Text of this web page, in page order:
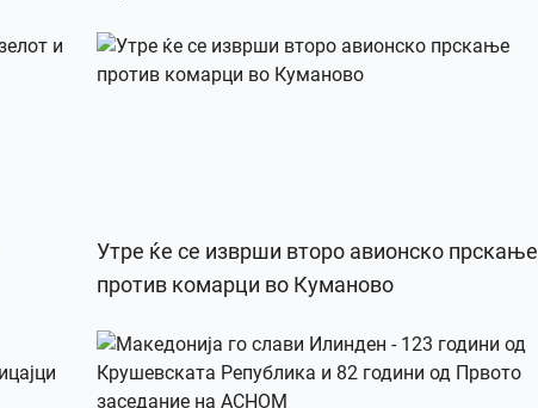
Утре ќе се изврши второ авионско прскање
против комарци во Куманово